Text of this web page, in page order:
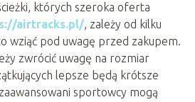
których szeroka oferta
airtracks.pl/, zależy od kilku
wziąć pod uwagę przed zakupem.
zwrócić uwagę na rozmiar
lepsze będą krótsze
sportowcy mogą